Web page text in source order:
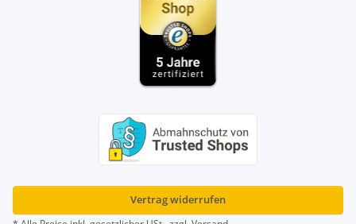
Vertrag widerrufen